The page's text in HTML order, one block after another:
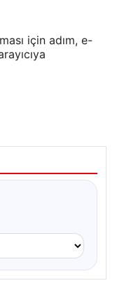
için adım, e-